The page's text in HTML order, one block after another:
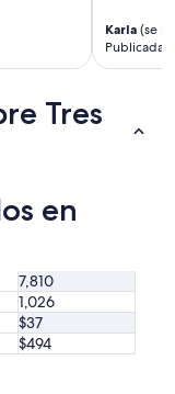
Karla (se
Publicada
Tres
en
7,810
1,026
$37
$494